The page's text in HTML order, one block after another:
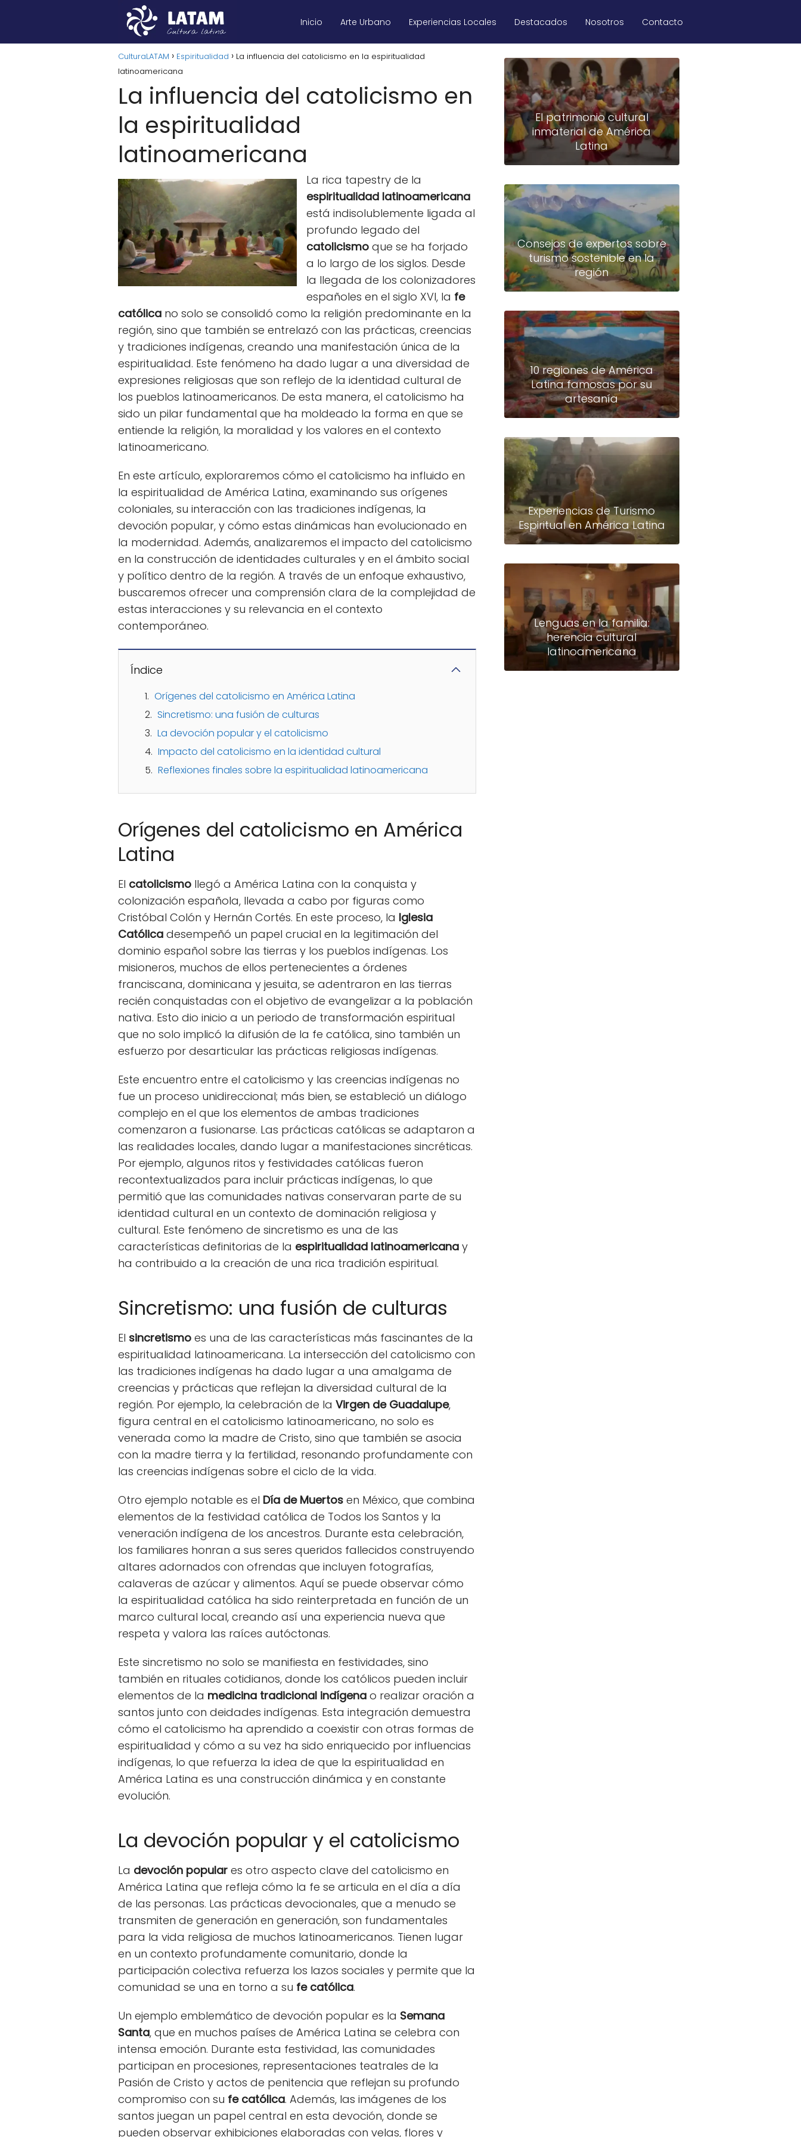
Inicio Arte Urbano Experiencias Locales Destacados Nosotros Contacto
CulturaLATAM Espiritualidad
La influencia del catolicismo en la espiritualidad
latinoamericana
La influencia del catolicismo en
la espiritualidad
latinoamericana
La rica tapestry de la
espiritualidad latinoamericana
está indisolublemente ligada al
profundo legado del
catolicismo que se ha forjado
a lo largo de los siglos. Desde
la llegada de los colonizadores
españoles en el siglo XVI, la fe
católica no solo se consolidó como la religión predominante en la
región, sino que también se entrelazó con las prácticas, creencias
y tradiciones indígenas, creando una manifestación única de la
espiritualidad. Este fenómeno ha dado lugar a una diversidad de
expresiones religiosas que son reflejo de la identidad cultural de
los pueblos latinoamericanos. De esta manera, el catolicismo ha
sido un pilar fundamental que ha moldeado la forma en que se
entiende la religión, la moralidad y los valores en el contexto
latinoamericano.
En este artículo, exploraremos cómo el catolicismo ha influido en
la espiritualidad de América Latina, examinando sus orígenes
coloniales, su interacción con las tradiciones indígenas, la
devoción popular, y cómo estas dinámicas han evolucionado en
la modernidad. Además, analizaremos el impacto del catolicismo
en la construcción de identidades culturales y en el ámbito social
y político dentro de la región. A través de un enfoque exhaustivo,
buscaremos ofrecer una comprensión clara de la complejidad de
estas interacciones y su relevancia en el contexto
contemporáneo.
Índice
Orígenes del catolicismo en América Latina
Sincretismo: una fusión de culturas
La devoción popular y el catolicismo
Impacto del catolicismo en la identidad cultural
Reflexiones finales sobre la espiritualidad latinoamericana
Orígenes del catolicismo en América
Latina
El catolicismo llegó a América Latina con la conquista y
colonización española, llevada a cabo por figuras como
Cristóbal Colón y Hernán Cortés. En este proceso, la Iglesia
Católica desempeñó un papel crucial en la legitimación del
dominio español sobre las tierras y los pueblos indígenas. Los
misioneros, muchos de ellos pertenecientes a órdenes
franciscana, dominicana y jesuita, se adentraron en las tierras
recién conquistadas con el objetivo de evangelizar a la población
nativa. Esto dio inicio a un periodo de transformación espiritual
que no solo implicó la difusión de la fe católica, sino también un
esfuerzo por desarticular las prácticas religiosas indígenas.
Este encuentro entre el catolicismo y las creencias indígenas no
fue un proceso unidireccional; más bien, se estableció un diálogo
complejo en el que los elementos de ambas tradiciones
comenzaron a fusionarse. Las prácticas católicas se adaptaron a
las realidades locales, dando lugar a manifestaciones sincréticas.
Por ejemplo, algunos ritos y festividades católicas fueron
recontextualizados para incluir prácticas indígenas, lo que
permitió que las comunidades nativas conservaran parte de su
identidad cultural en un contexto de dominación religiosa y
cultural. Este fenómeno de sincretismo es una de las
características definitorias de la espiritualidad latinoamericana y
ha contribuido a la creación de una rica tradición espiritual.
Sincretismo: una fusión de culturas
El sincretismo es una de las características más fascinantes de la
espiritualidad latinoamericana. La intersección del catolicismo con
las tradiciones indígenas ha dado lugar a una amalgama de
creencias y prácticas que reflejan la diversidad cultural de la
región. Por ejemplo, la celebración de la Virgen de Guadalupe,
figura central en el catolicismo latinoamericano, no solo es
venerada como la madre de Cristo, sino que también se asocia
con la madre tierra y la fertilidad, resonando profundamente con
las creencias indígenas sobre el ciclo de la vida.
Otro ejemplo notable es el Día de Muertos en México, que combina
elementos de la festividad católica de Todos los Santos y la
veneración indígena de los ancestros. Durante esta celebración,
los familiares honran a sus seres queridos fallecidos construyendo
altares adornados con ofrendas que incluyen fotografías,
calaveras de azúcar y alimentos. Aquí se puede observar cómo
la espiritualidad católica ha sido reinterpretada en función de un
marco cultural local, creando así una experiencia nueva que
respeta y valora las raíces autóctonas.
Este sincretismo no solo se manifiesta en festividades, sino
también en rituales cotidianos, donde los católicos pueden incluir
elementos de la medicina tradicional indígena o realizar oración a
santos junto con deidades indígenas. Esta integración demuestra
cómo el catolicismo ha aprendido a coexistir con otras formas de
espiritualidad y cómo a su vez ha sido enriquecido por influencias
indígenas, lo que refuerza la idea de que la espiritualidad en
América Latina es una construcción dinámica y en constante
evolución.
La devoción popular y el catolicismo
La devoción popular es otro aspecto clave del catolicismo en
América Latina que refleja cómo la fe se articula en el día a día
de las personas. Las prácticas devocionales, que a menudo se
transmiten de generación en generación, son fundamentales
para la vida religiosa de muchos latinoamericanos. Tienen lugar
en un contexto profundamente comunitario, donde la
participación colectiva refuerza los lazos sociales y permite que la
comunidad se una en torno a su fe católica.
Un ejemplo emblemático de devoción popular es la Semana
Santa, que en muchos países de América Latina se celebra con
intensa emoción. Durante esta festividad, las comunidades
participan en procesiones, representaciones teatrales de la
Pasión de Cristo y actos de penitencia que reflejan su profundo
compromiso con su fe católica. Además, las imágenes de los
santos juegan un papel central en esta devoción, donde se
pueden observar exhibiciones elaboradas con velas, flores y
El patrimonio cultural
inmaterial de América
Latina
Consejos de expertos sobre
turismo sostenible en la
región
10 regiones de América
Latina famosas por su
artesanía
Experiencias de Turismo
Espiritual en América Latina
Lenguas en la familia:
herencia cultural
latinoamericana